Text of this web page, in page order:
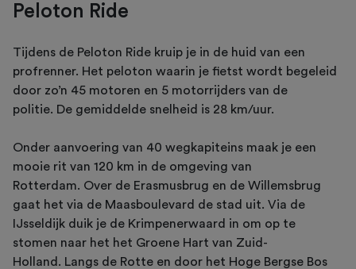
Peloton Ride
Tijdens de Peloton Ride kruip je in de huid van een
profrenner. Het peloton waarin je fietst wordt begeleid
door zo’n 45 motoren en 5 motorrijders van de
politie. De gemiddelde snelheid is 28 km/uur.
Onder aanvoering van 40 wegkapiteins maak je een
mooie rit van 120 km in de omgeving van
Rotterdam. Over de Erasmusbrug en de Willemsbrug
gaat het via de Maasboulevard de stad uit. Via de
IJsseldijk duik je de Krimpenerwaard in om op te
stomen naar het het Groene Hart van Zuid-
Holland. Langs de Rotte en door het Hoge Bergse Bos